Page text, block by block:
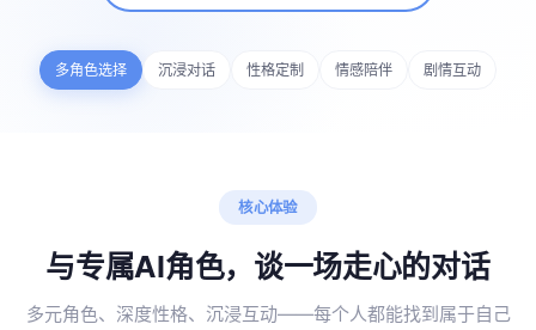
多角色选择 沉浸对话 性格定制 情感陪伴 剧情互动
核心体验
与专属AI角色，谈一场走心的对话
多元角色、深度性格、沉浸互动——每个人都能找到属于自己